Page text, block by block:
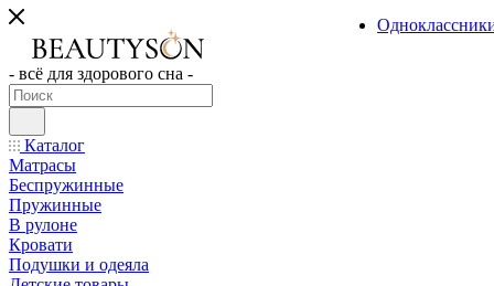
- всё для здорового сна -
Каталог
Матрасы
Беспружинные
Пружинные
В рулоне
Кровати
Подушки и одеяла